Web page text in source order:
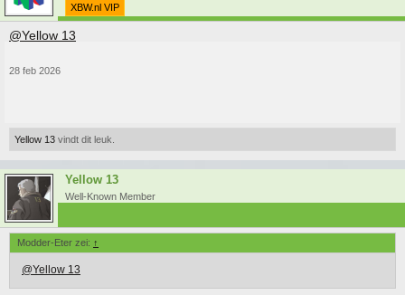
XBW.nl VIP
@Yellow 13
28 feb 2026
Yellow 13 vindt dit leuk.
Yellow 13
Well-Known Member
Modder-Eter zei: ↑
@Yellow 13